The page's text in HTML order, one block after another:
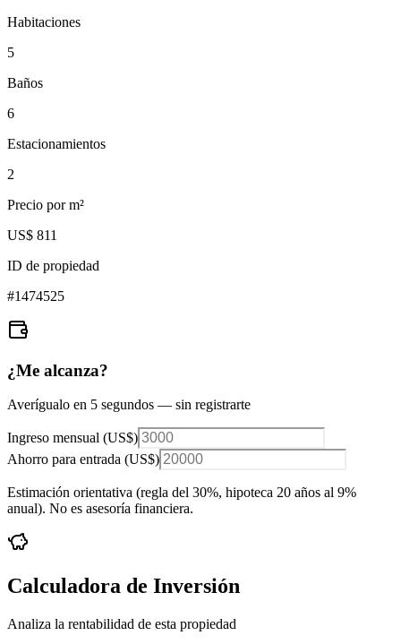
Habitaciones
5
Baños
6
Estacionamientos
2
Precio por m²
US$ 811
ID de propiedad
#1474525
¿Me alcanza?
Averígualo en 5 segundos — sin registrarte
Ingreso mensual (US$)
Ahorro para entrada (US$)
Estimación orientativa (regla del 30%, hipoteca 20 años al 9%
anual). No es asesoría financiera.
Calculadora de Inversión
Analiza la rentabilidad de esta propiedad